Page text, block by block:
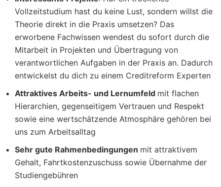
Vollzeitstudium hast du keine Lust, sondern willst die
Theorie direkt in die Praxis umsetzen? Das
erworbene Fachwissen wendest du sofort durch die
Mitarbeit in Projekten und Übertragung von
verantwortlichen Aufgaben in der Praxis an. Dadurch
entwickelst du dich zu einem Creditreform Experten
Attraktives Arbeits- und Lernumfeld mit flachen
Hierarchien, gegenseitigem Vertrauen und Respekt
sowie eine wertschätzende Atmosphäre gehören bei
uns zum Arbeitsalltag
Sehr gute Rahmenbedingungen mit attraktivem
Gehalt, Fahrtkostenzuschuss sowie Übernahme der
Studiengebühren